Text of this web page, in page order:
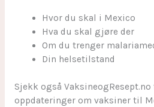
Hvor du skal i Mexico
Hva du skal gjøre der
Om du trenger
Din helsetilstand
Sjekk også
oppdateringer om vaksiner til